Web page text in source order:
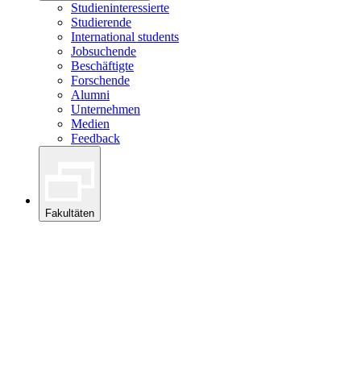
Studieninteressierte
Studierende
International students
Jobsuchende
Beschäftigte
Forschende
Alumni
Unternehmen
Medien
Feedback
Fakultäten